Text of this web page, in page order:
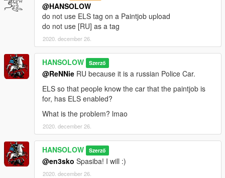
@HANSOLOW
do not use ELS tag on a Paintjob upload
do not use [RU] as a tag
2020. december 26.
HANSOLOW Szerző
@ReNNie RU because it is a russian Police Car.
ELS so that people know the car that the paintjob is
for, has ELS enabled?
What is the problem? lmao
2020. december 26.
HANSOLOW Szerző
@en3sko Spasiba! I will :)
2020. december 26.